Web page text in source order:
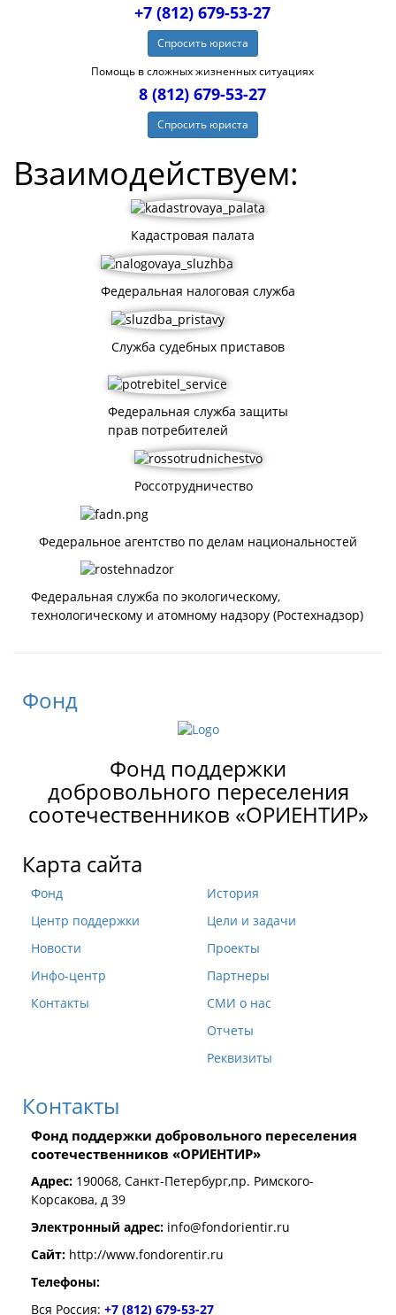
+7 (812) 679-53-27
Спросить юриста
Помощь в сложных жизненных ситуациях
8 (812) 679-53-27
Спросить юриста
Взаимодействуем:
Кадастровая палата
Федеральная налоговая служба
Служба судебных приставов
Федеральная служба защиты
прав потребителей
Россотрудничество
Федеральное агентство по делам национальностей
Федеральная служба по экологическому,
технологическому и атомному надзору (Ростехнадзор)
Фонд
Фонд поддержки
добровольного переселения
соотечественников «ОРИЕНТИР»
Карта сайта
Фонд
Центр поддержки
Новости
Инфо-центр
Контакты
История
Цели и задачи
Проекты
Партнеры
СМИ о нас
Отчеты
Реквизиты
Контакты
Фонд поддержки добровольного переселения
соотечественников «ОРИЕНТИР»
Адрес: 190068, Санкт-Петербург,пр. Римского-
Корсакова, д 39
Электронный адрес: info@fondorientir.ru
Cайт: http://www.fondorentir.ru
Телефоны:
Вся Россия: +7 (812) 679-53-27